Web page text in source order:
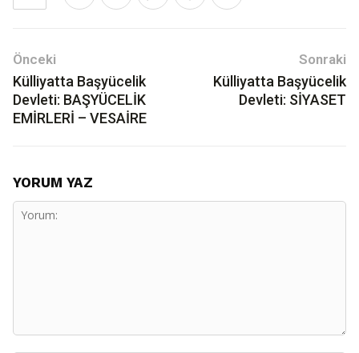
Önceki
Külliyatta Başyücelik
Devleti: BAŞYÜCELİK
EMİRLERİ – VESAİRE
Sonraki
Külliyatta Başyücelik
Devleti: SİYASET
YORUM YAZ